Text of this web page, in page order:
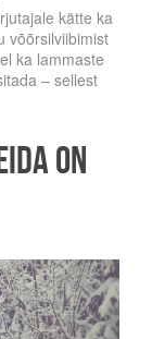
kätte ka
võõrsilviibimist
ka lammaste
– sellest
on